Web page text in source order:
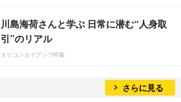
川島海荷さんと学ぶ 日常に潜む“人身取
引”のリアル
オリコンタイアップ特集
さらに見る